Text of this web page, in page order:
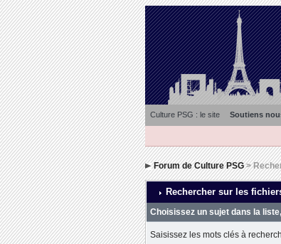
Culture PSG : le site Soutiens
Forum de Culture PSG>
Rechercher sur les
Choisissez un sujet dans la
Saisissez les mots clés à